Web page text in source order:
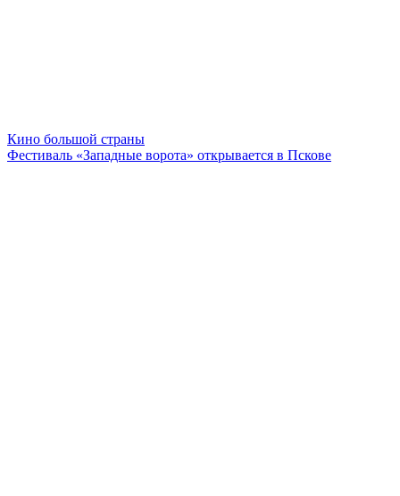
Кино большой страны
Фестиваль «Западные ворота» открывается в Пскове